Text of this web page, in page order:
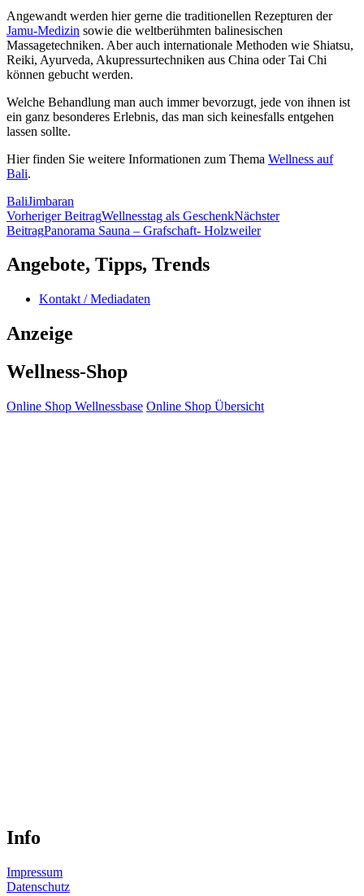
Angewandt werden hier gerne die traditionellen Rezepturen der
Jamu-Medizin sowie die weltberühmten balinesischen
Massagetechniken. Aber auch internationale Methoden wie Shiatsu,
Reiki, Ayurveda, Akupressurtechniken aus China oder Tai Chi
können gebucht werden.
Welche Behandlung man auch immer bevorzugt, jede von ihnen ist
ein ganz besonderes Erlebnis, das man sich keinesfalls entgehen
lassen sollte.
Hier finden Sie weitere Informationen zum Thema Wellness auf
Bali.
BaliJimbaran
Beitragsnavigation
Vorheriger BeitragWellnesstag als GeschenkNächster
BeitragPanorama Sauna – Grafschaft- Holzweiler
Angebote, Tipps, Trends
Kontakt / Mediadaten
Anzeige
Wellness-Shop
Online Shop Wellnessbase Online Shop Übersicht
Info
Impressum
Datenschutz